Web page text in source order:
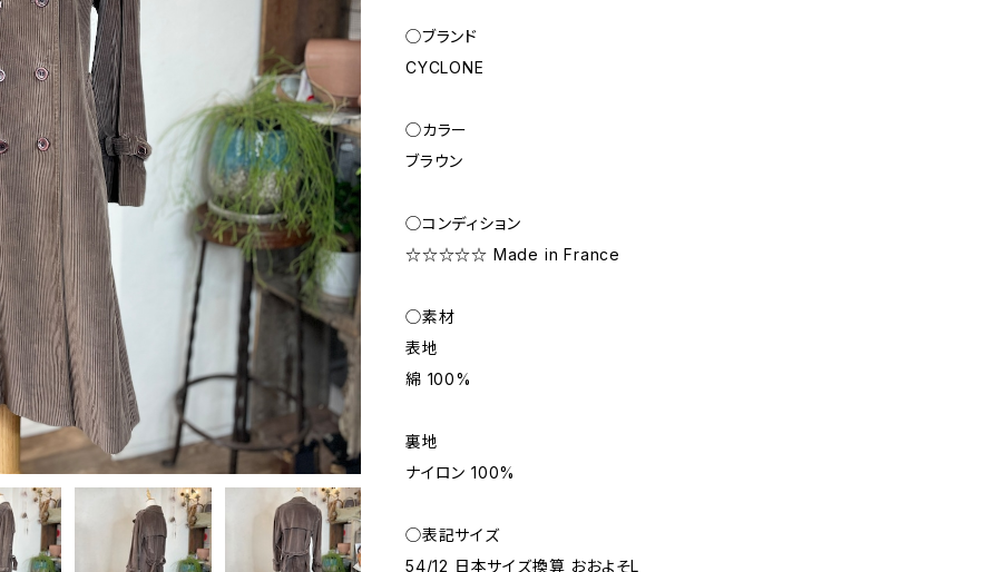
◯ブランド
CYCLONE
◯カラー
ブラウン
◯コンディション
☆☆☆☆☆ Made in France
◯素材
表地
綿 100%
裏地
ナイロン 100%
◯表記サイズ
54/12 日本サイズ換算 おおよそL